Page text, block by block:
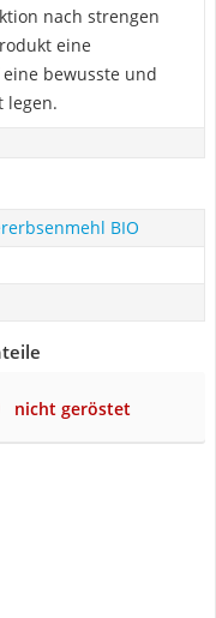
nach strengen
eine
bewusste und
legen.
BIO
nicht geröstet